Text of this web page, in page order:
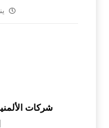
شركات
|0506691641